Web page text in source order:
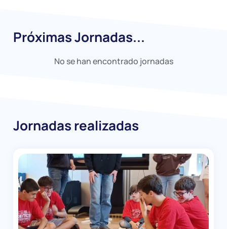
Próximas Jornadas...
No se han encontrado jornadas
Jornadas realizadas